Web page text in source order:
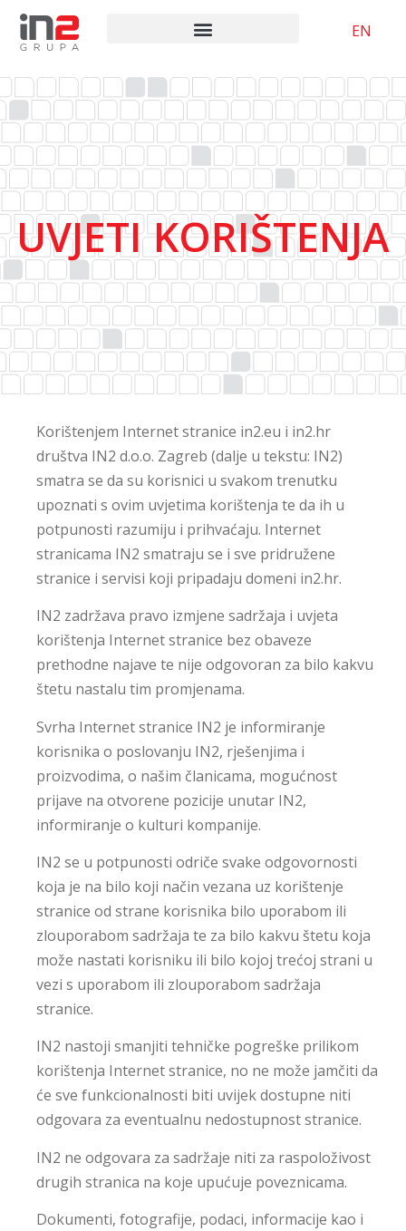
EN
UVJETI KORIŠTENJA
Korištenjem Internet stranice in2.eu i in2.hr
društva IN2 d.o.o. Zagreb (dalje u tekstu: IN2)
smatra se da su korisnici u svakom trenutku
upoznati s ovim uvjetima korištenja te da ih u
potpunosti razumiju i prihvaćaju. Internet
stranicama IN2 smatraju se i sve pridružene
stranice i servisi koji pripadaju domeni in2.hr.
IN2 zadržava pravo izmjene sadržaja i uvjeta
korištenja Internet stranice bez obaveze
prethodne najave te nije odgovoran za bilo kakvu
štetu nastalu tim promjenama.
Svrha Internet stranice IN2 je informiranje
korisnika o poslovanju IN2, rješenjima i
proizvodima, o našim članicama, mogućnost
prijave na otvorene pozicije unutar IN2,
informiranje o kulturi kompanije.
IN2 se u potpunosti odriče svake odgovornosti
koja je na bilo koji način vezana uz korištenje
stranice od strane korisnika bilo uporabom ili
zlouporabom sadržaja te za bilo kakvu štetu koja
može nastati korisniku ili bilo kojoj trećoj strani u
vezi s uporabom ili zlouporabom sadržaja
stranice.
IN2 nastoji smanjiti tehničke pogreške prilikom
korištenja Internet stranice, no ne može jamčiti da
će sve funkcionalnosti biti uvijek dostupne niti
odgovara za eventualnu nedostupnost stranice.
IN2 ne odgovara za sadržaje niti za raspoloživost
drugih stranica na koje upućuje poveznicama.
Dokumenti, fotografije, podaci, informacije kao i